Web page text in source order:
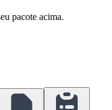
pacote acima.